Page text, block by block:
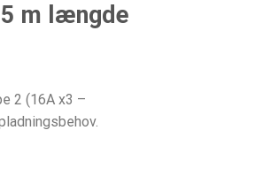
m længde
2 (16A x3 –
2 (16Ax3) - 5 m længde antal